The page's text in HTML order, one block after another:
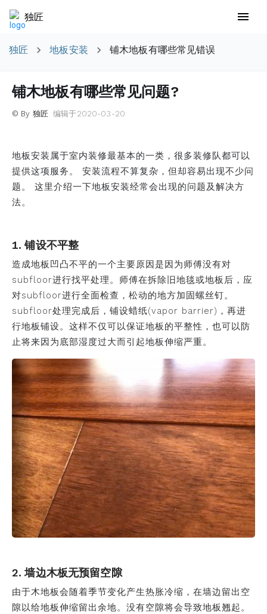
独匠
独匠 地板安装 铺木地板有哪些常见错误
铺木地板有哪些常见问题?
© By 独匠 编辑于2020-03-20
地板安装属于室内装修最基本的一类，很多装修队都可以
提供这项服务。 安装流程不算复杂，但却容易出现不少问
题。 这里介绍一下地板安装经常会出现的问题及解决方
法。
1. 铺设不平整
造成地板凹凸不平的一个主要原因是因为师傅没有对
subfloor进行找平处理。师傅在拆除旧地毯或地板后，应
对subfloor进行全面检查，松动的地方加固螺丝钉。
subfloor处理完成后，铺设蜡纸(vapor barrier)，再进
行地板铺设。这样不仅可以保证地板的平整性，也可以防
止将来因为底部湿度过大而引起地板伸缩严重。
2. 墙边木板无预留空隙
由于木地板会随着季节变化产生热胀冷缩，在墙边留出空
隙以给地板伸缩留出余地。没有空隙将会导致地板翘起。